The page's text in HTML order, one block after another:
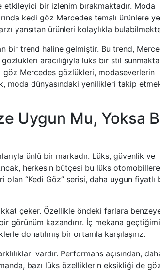
bir izlenim bırakmaktadır. Moda
kedi göz Mercedes temalı ürünlere
yansıtan ürünleri kolaylıkla
bir trend haline gelmiştir. Bu trend,
aracılığıyla lüks bir stil
göz Mercedes gözlükleri, modaseverlerin
moda dünyasındaki yenilikleri takip
Uygun Mu, Yoksa
ünlü bir markadır. Lüks, güvenlik ve
herkesin bütçesi bu lüks otomobillere
“Kedi Göz” serisi, daha uygun fiyatlı
çeker. Özellikle öndeki farlara
görünüm kazandırır. İç mekana
donatılmış bir ortamla karşılaşırız.
vardır. Performans açısından,
bazı lüks özelliklerin eksikliği de